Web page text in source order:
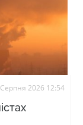
2026 12:54